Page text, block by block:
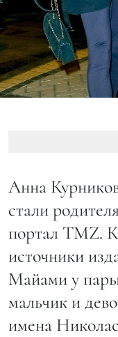
Анна
стали
портал TMZ.
источники
Майами у
мальчик и
имена